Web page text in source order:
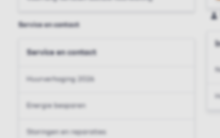
Service en contact
Service en contact
Huurverhoging 2026
Energie besparen
Storingen en reparaties